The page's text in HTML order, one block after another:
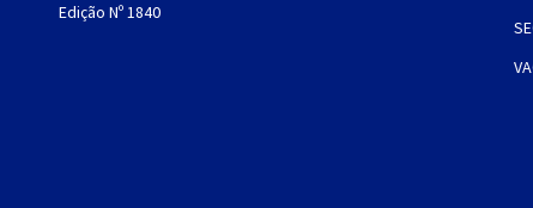
Edição Nº 1840